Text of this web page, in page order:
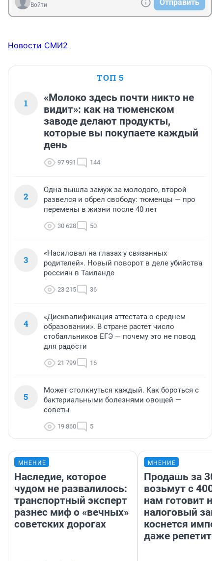
Войти
Отправить
Новости СМИ2
ТОП 5
1
«Молоко здесь почти никто не
видит»: как на тюменском
заводе делают продукты,
которые вы покупаете каждый
день
97 991 144
2
Одна вышла замуж за молодого, второй
развелся и обрел свободу: тюменцы — про
перемены в жизни после 40 лет
30 628 50
3
«Насиловал на глазах у связанных
родителей». Новый поворот в деле убийства
россиян в Таиланде
23 215 36
4
«Дисквалификация аттестата о среднем
образовании». В стране растет число
стобалльников ЕГЭ — почему это не повод
для радости
21 799 16
5
Может столкнуться каждый. Как бороться с
бактериальными болезнями овощей —
советы
19 860 5
МНЕНИЕ
Наследие, которое
чудом не развалилось:
транспортный эксперт
разнес миф о «вечных»
советских дорогах
МНЕНИЕ
Продашь за
возьмут с
нам готовит
налоговый
коснется
даже